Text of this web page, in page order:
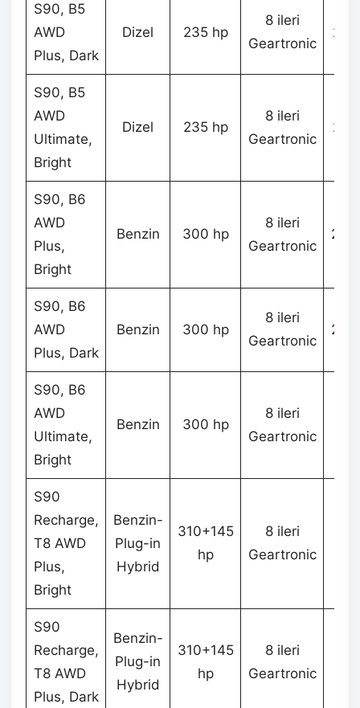
S90, B5
AWD
Plus, Dark
Dizel 235 hp
8 ileri
Geartronic
S90, B5
AWD
Ultimate,
Bright
Dizel 235 hp
8 ileri
Geartronic
S90, B6
AWD
Plus,
Bright
Benzin 300 hp
8 ileri
Geartronic
S90, B6
AWD
Plus, Dark
Benzin 300 hp
8 ileri
Geartronic
S90, B6
AWD
Ultimate,
Bright
Benzin 300 hp
8 ileri
Geartronic
S90
Recharge,
T8 AWD
Plus,
Bright
Benzin-
Plug-in
Hybrid
310+145
hp
8 ileri
Geartronic
S90
Recharge,
T8 AWD
Plus, Dark
Benzin-
Plug-in
Hybrid
310+145
hp
8 ileri
Geartronic